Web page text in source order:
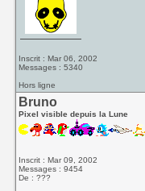
Inscrit : Mar 06, 2002
Messages : 5340
Hors ligne
Bruno
Pixel visible depuis la Lune
Inscrit : Mar 09, 2002
Messages : 9454
De : ???